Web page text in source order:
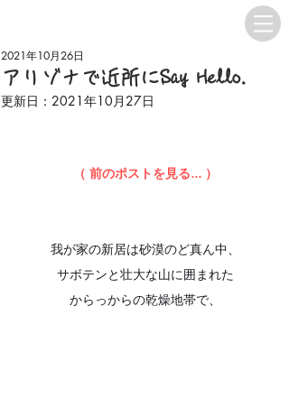
アリゾナで近所にSay Hello.
2021年10月26日
更新日： 2021年10月27日
（ 前のポストを見る... ）
我が家の新居は砂漠のど真ん中、
サボテンと壮大な山に囲まれた
からっからの乾燥地帯で、